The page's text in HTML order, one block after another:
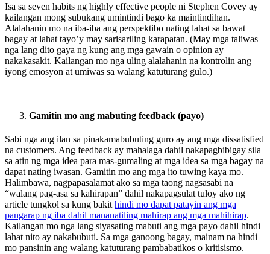
Isa sa seven habits ng highly effective people ni Stephen Covey ay
kailangan mong subukang umintindi bago ka maintindihan.
Alalahanin mo na iba-iba ang perspektibo nating lahat sa bawat
bagay at lahat tayo’y may sarisariling karapatan. (May mga taliwas
nga lang dito gaya ng kung ang mga gawain o opinion ay
nakakasakit. Kailangan mo nga uling alalahanin na kontrolin ang
iyong emosyon at umiwas sa walang katuturang gulo.)
Gamitin mo ang mabuting feedback (payo)
Sabi nga ang ilan sa pinakamabubuting guro ay ang mga dissatisfied
na customers. Ang feedback ay mahalaga dahil nakapagbibigay sila
sa atin ng mga idea para mas-gumaling at mga idea sa mga bagay na
dapat nating iwasan. Gamitin mo ang mga ito tuwing kaya mo.
Halimbawa, nagpapasalamat ako sa mga taong nagsasabi na
“walang pag-asa sa kahirapan” dahil nakapagsulat tuloy ako ng
article tungkol sa kung bakit hindi mo dapat patayin ang mga
pangarap ng iba dahil mananatiling mahirap ang mga mahihirap.
Kailangan mo nga lang siyasating mabuti ang mga payo dahil hindi
lahat nito ay nakabubuti. Sa mga ganoong bagay, mainam na hindi
mo pansinin ang walang katuturang pambabatikos o kritisismo.